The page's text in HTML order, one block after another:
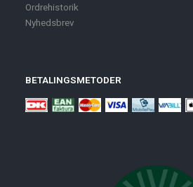
Ordrehistorik
Nyhedsbrev
BETALINGSMETODER